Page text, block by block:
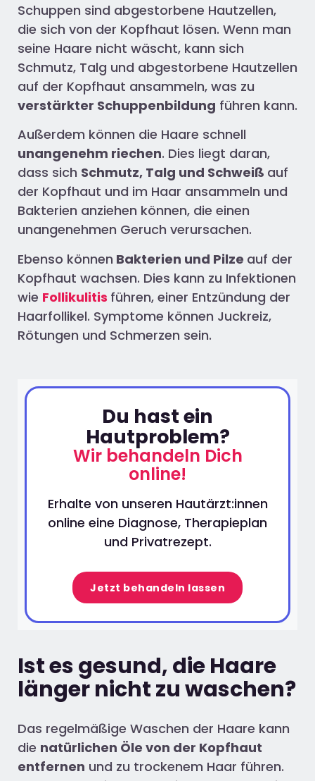
Schuppen sind abgestorbene Hautzellen,
die sich von der Kopfhaut lösen. Wenn man
seine Haare nicht wäscht, kann sich
Schmutz, Talg und abgestorbene Hautzellen
auf der Kopfhaut ansammeln, was zu
verstärkter Schuppenbildung führen kann.
Außerdem können die Haare schnell
unangenehm riechen. Dies liegt daran,
dass sich Schmutz, Talg und Schweiß auf
der Kopfhaut und im Haar ansammeln und
Bakterien anziehen können, die einen
unangenehmen Geruch verursachen.
Ebenso können Bakterien und Pilze auf der
Kopfhaut wachsen. Dies kann zu Infektionen
wie Follikulitis führen, einer Entzündung der
Haarfollikel. Symptome können Juckreiz,
Rötungen und Schmerzen sein.
Du hast ein
Hautproblem?
Wir behandeln Dich
online!
Erhalte von unseren Hautärzt:innen
online eine Diagnose, Therapieplan
und Privatrezept.
Jetzt behandeln lassen
Ist es gesund, die Haare
länger nicht zu waschen?
Das regelmäßige Waschen der Haare kann
die natürlichen Öle von der Kopfhaut
entfernen und zu trockenem Haar führen.